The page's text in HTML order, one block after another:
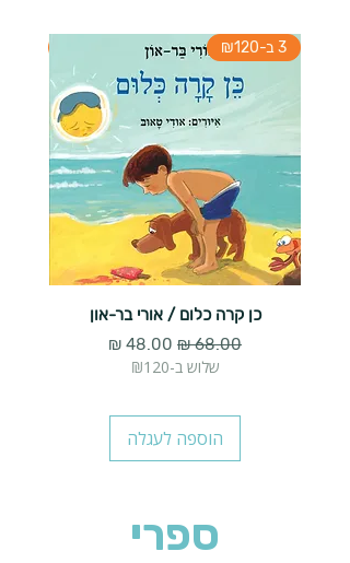
3 ב-₪120
כן קרה כלום / אורי בר-און
מחיר רגיל מחיר מבצע
שלוש ב-₪120
הוספה לעגלה
ספרי